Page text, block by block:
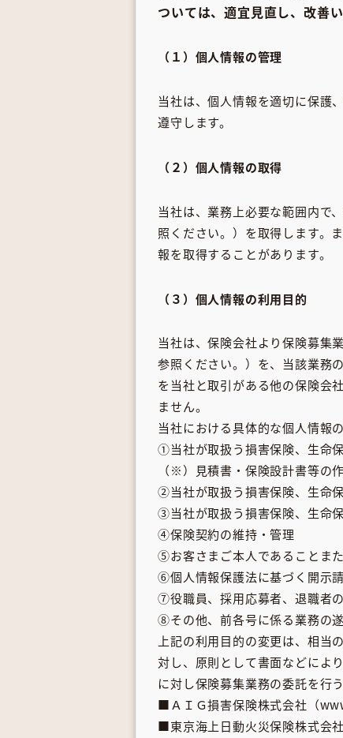
ついては、適宜見直し、改善い
（１）個人情報の管理
当社は、個人情報を適切に保護
遵守します。
（２）個人情報の取得
当社は、業務上必要な範囲内で
照ください。）を取得します。
報を取得することがあります。
（３）個人情報の利用目的
当社は、保険会社より保険募集
参照ください。）を、当該業務
を当社と取引がある他の保険会
ません。
当社における具体的な個人情報
①当社が取扱う損害保険、生命
（※）見積書・保険設計書等の
②当社が取扱う損害保険、生命
③当社が取扱う損害保険、生命
④保険契約の維持・管理
⑤お客さまご本人であることま
⑥個人情報保護法に基づく開示
⑦役職員、採用応募者、退職者
⑧その他、前各号に係る業務の
上記の利用目的の変更は、相当
対し、原則として書面などによ
に対し保険募集業務の委託を行
■ＡＩＧ損害保険株式会社（
■東京海上日動火災保険株式会